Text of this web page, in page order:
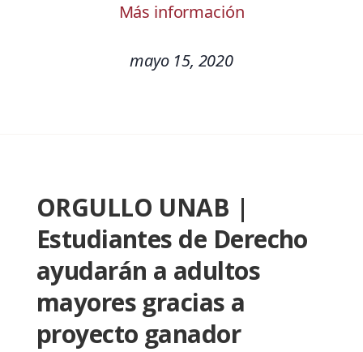
Más información
mayo 15, 2020
ORGULLO UNAB |
Estudiantes de Derecho
ayudarán a adultos
mayores gracias a
proyecto ganador